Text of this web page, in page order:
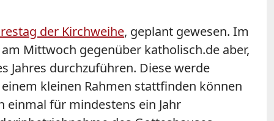
der Kirchweihe, geplant gewesen. Im
Mittwoch gegenüber katholisch.de aber,
Jahres durchzuführen. Diese werde
kleinen Rahmen stattfinden können
einmal für mindestens ein Jahr